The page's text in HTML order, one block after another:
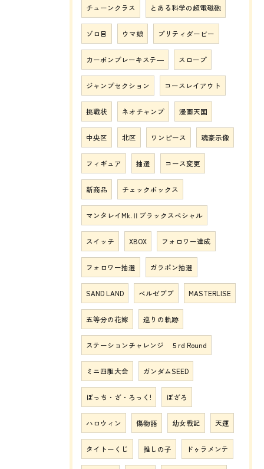
チューンクラス とある科学の超電磁砲
ゾロ目 ウマ娘 プリティダービー
カーボンブレーキステ― スロープ
ジャンプセクション コースレイアウト
挑戦状 ネオチャンプ 漫画天国
中央区 北区 ワンピース 魂豪示像
フィギュア 抽選 コース変更
新商品 チェックボックス
マンタレイMk.Ⅱブラックスペシャル
スイッチ XBOX フォロワー達成
フォロワー抽選 ガラポン抽選
SAND LAND ベルゼブブ MASTERLISE
五等分の花嫁 巡りの軌跡
ステーションチャレンジ ５rd Round
ミニ四駆大会 ガンダムSEED
ぼっち・ざ・ろっく! ぼざろ
ハロウィン 傷物語 幼女戦記 天運
タイトーくじ 推しの子 ドゥラメンテ